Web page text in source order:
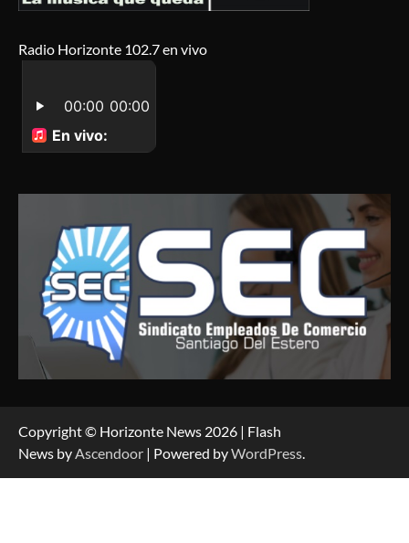
Radio Horizonte 102.7 en vivo
Copyright © Horizonte News 2026 | Flash
News byAscendoor | Powered byWordPress.